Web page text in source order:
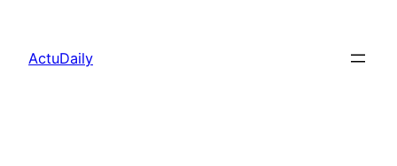
contenu
ActuDaily